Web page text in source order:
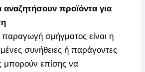
προϊόντα για
σμήγματος είναι η
συνήθειες ή παράγοντες
μπορούν επίσης να